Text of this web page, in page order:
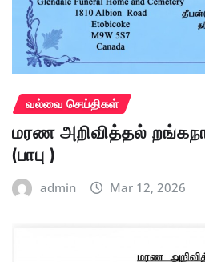
வல்வை செய்திகள்
மரண அறிவித்தல்
(பாபு )
admin Mar 12, 2026